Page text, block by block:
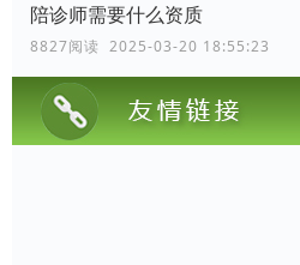
陪诊师需要什么资质
8827阅读 2025-03-20 18:55:23